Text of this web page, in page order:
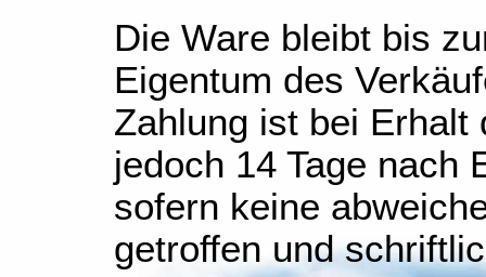
Die Ware bleibt bis
Eigentum des
Zahlung ist bei Erhalt
jedoch 14 Tage nach
sofern keine
getroffen und